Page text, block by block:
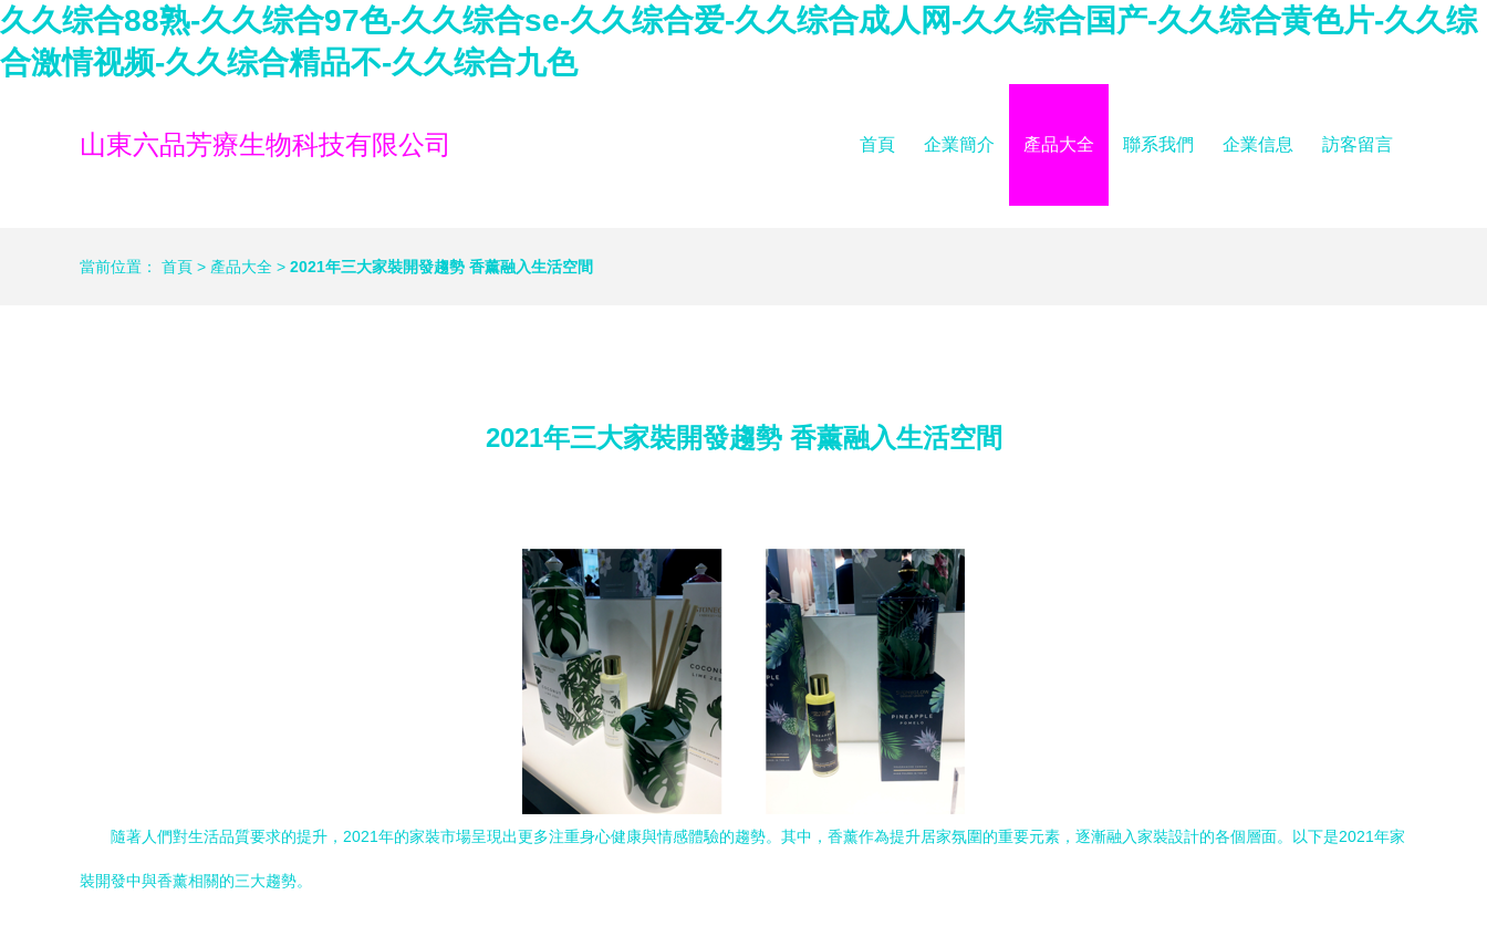
久久综合88熟-久久综合97色-久久综合se-久久综合爱-久久综合成人网-久久综合国产-久久综合黄色片-久久综
合激情视频-久久综合精品不-久久综合九色
山東六品芳療生物科技有限公司 首頁 企業簡介 產品大全 聯系我們 企業信息 訪客留言
當前位置： 首頁 > 產品大全 > 2021年三大家裝開發趨勢 香薰融入生活空間
2021年三大家裝開發趨勢 香薰融入生活空間
隨著人們對生活品質要求的提升，2021年的家裝市場呈現出更多注重身心健康與情感體驗的趨勢。其中，香薰作為提升居家氛圍的重要元素，逐漸融入家裝設計的各個層面。以下是2021年家
裝開發中與香薰相關的三大趨勢。